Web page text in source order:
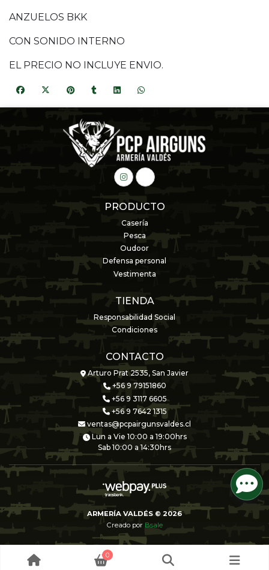
ANZUELOS BKK
CON SONIDO INTERNO
EL PRECIO NO INCLUYE ENVIO.
PRODUCTO
Casería
Pesca
Oudoor
Defensa personal
Vestimenta
TIENDA
Responsabilidad Social
Condiciones
CONTACTO
Arturo Prat 2535, San Javier
+56 9 79151860
+56 9 3117 6605
+56 9 7642 1315
ventas@pcpairgunsvaldes.cl
Lun a Vie 10:00 a 19:00hrs
Sab 10:00 a 14:30hrs
ARMERÍA VALDÉS © 2026
Creado por Bsale
0